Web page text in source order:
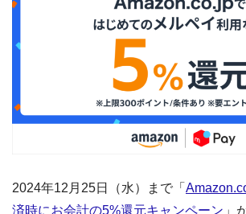
2024年12月25日（水）まで「
済時にお会計の5%還元キャンペーン 」